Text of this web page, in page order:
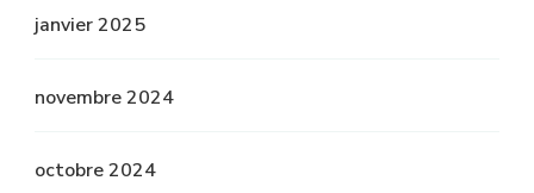
janvier 2025
novembre 2024
octobre 2024